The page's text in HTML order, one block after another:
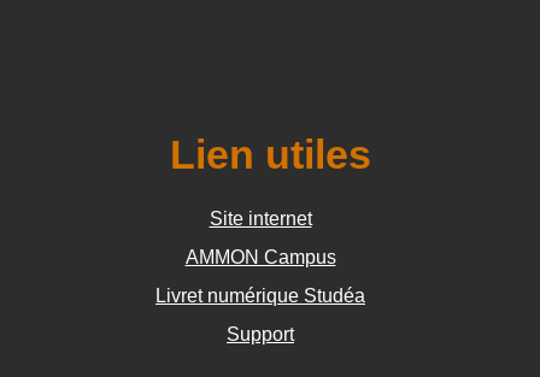
Lien utiles
Site internet
AMMON Campus
Livret numérique Studéa
Support